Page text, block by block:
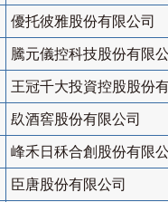
優托彼雅股份有限公司
騰元儀控科技股份有限
王冠千大投資控股股份
镹酒窖股份有限公司
峰禾日秝合創股份有限
臣唐股份有限公司